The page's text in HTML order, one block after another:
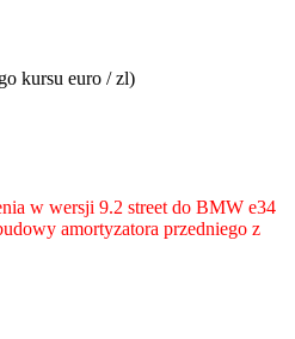
kursu euro / zl)
w wersji 9.2 street do BMW e34
amortyzatora przedniego z